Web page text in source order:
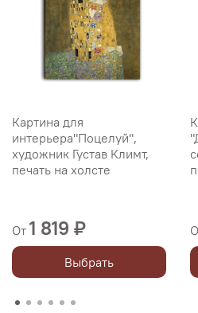
Картина для
интерьера"Поцелуй",
художник Густав Климт,
печать на холсте
От 1 819 ₽
Выбрать